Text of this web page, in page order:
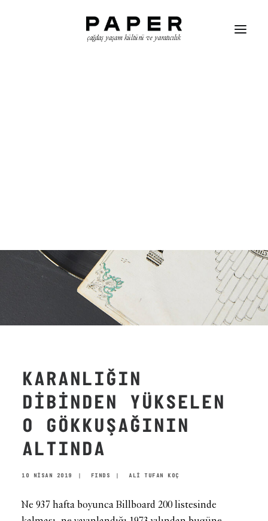
çağdaş yaşam kültürü ve yaratıcılık
KARANLIĞIN
DİBİNDEN YÜKSELEN
O GÖKKUŞAĞININ
ALTINDA
10 NISAN 2019 FINDS ALİ TUFAN KOÇ
Ne 937 hafta boyunca Billboard 200 listesinde